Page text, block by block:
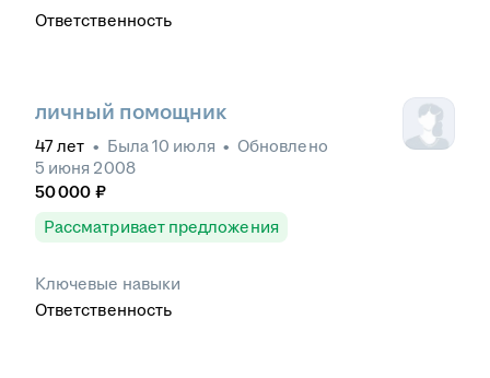
Ответственность
личный помощник
47лет • Была10 июля • Обновлено
5 июня 2008
50 000 ₽
Рассматривает предложения
Ключевые навыки
Ответственность